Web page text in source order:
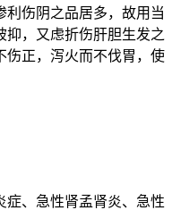
伤阴之品居多，故用当
，又虑折伤肝胆生发之
伤正，泻火而不伐胃，使
、急性肾孟肾炎、急性